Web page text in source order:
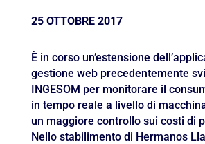
25 OTTOBRE 2017
È in corso un’estensione
gestione web precedentemente
INGESOM per monitorare il
in tempo reale a livello di
un maggiore controllo sui costi di
Nello stabilimento di Hermanos